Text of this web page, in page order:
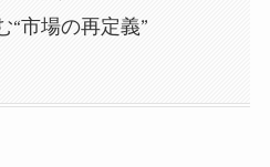
“市場の再定義”